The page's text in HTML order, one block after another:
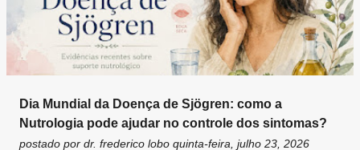
Dia Mundial da Doença de Sjögren: como a
Nutrologia pode ajudar no controle dos sintomas?
postado por dr. frederico lobo quinta-feira, julho 23, 2026